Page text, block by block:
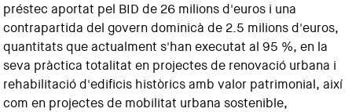
préstec aportat pel BID de 26 milions d'euros i una
contrapartida del govern dominicà de 2.5 milions d'euros,
quantitats que actualment s'han executat al 95 %, en la
seva pràctica totalitat en projectes de renovació urbana i
rehabilitació d'edificis històrics amb valor patrimonial, així
com en projectes de mobilitat urbana sostenible,